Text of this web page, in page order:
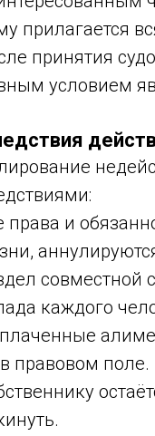
прилагается
принятия
условием
права и
совместной
каждого
правовом поле.